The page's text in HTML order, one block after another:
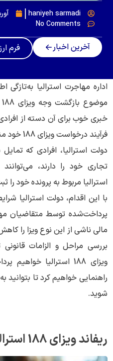
haniyeh sarmadi
No Comments
آخرین اخبار فرم
اداره مهاجرت استرالیا
خبری خوب برای آن دسته از
فرآیند
دولت استرالیا، افرادی که
استرالیا مربوط به پرونده خود را
با این اقدام، دولت استرالیا
پرداخت‌شده توسط متقاضیان
مالی ناشی از این نوع ویزا را
بررسی مراحل و الزامات
ویزای 188 استرالیا
راهنمایی خواهیم کرد تا
شوید.
ریفاند ویزای 188 استرالیا چیست؟